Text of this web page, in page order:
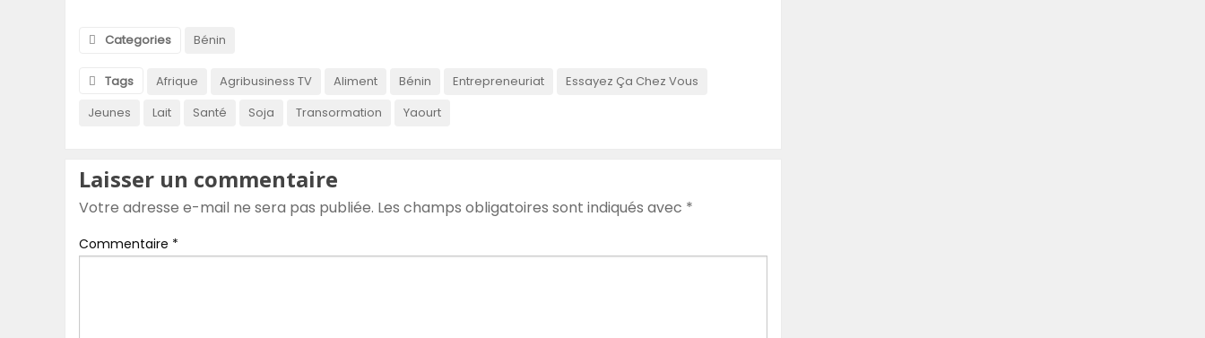
Categories Bénin
Tags Afrique Agribusiness TV Aliment Bénin Entrepreneuriat
Essayez Ça Chez Vous
Jeunes
Lait Santé Soja Transormation Yaourt
Laisser un commentaire
Votre adresse e-mail ne sera pas publiée. Les champs obligatoires sont indiqués avec *
Commentaire *